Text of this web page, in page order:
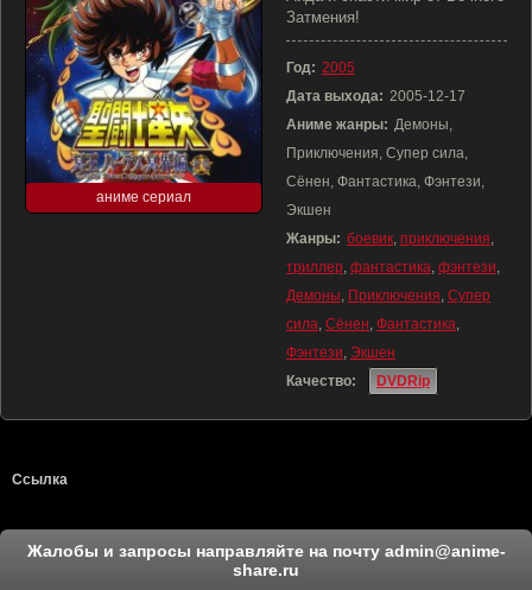
аниме сериал
Затмения!
Год: 2005
Дата выхода: 2005-12-17
Аниме жанры: Демоны,
Приключения, Супер сила,
Сёнен, Фантастика, Фэнтези,
Экшен
Жанры: боевик, приключения,
триллер, фантастика, фэнтези,
Демоны, Приключения, Супер
сила, Сёнен, Фантастика,
Фэнтези, Экшен
Качество:
DVDRip
Ссылка
Жалобы и запросы направляйте на почту admin@anime-
share.ru